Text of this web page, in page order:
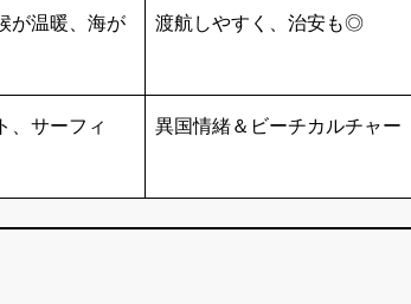
が温暖、海が 渡航しやすく、治安も◎
、サーフィ 異国情緒＆ビーチカルチャー